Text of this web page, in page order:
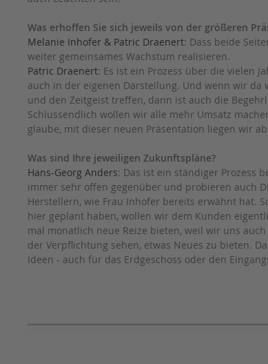
Was erhoffen Sie sich jeweils von der größeren
Melanie Inhofer & Patric Draenert: Dass beide
weiter gemeinsames Wachstum realisieren.
Patric Draenert: Es ist ein Prozess über die vielen
auch in der eigenen Darstellung. Und wenn wir da
und den Zeitgeist treffen, dann ist auch die
Schlussendlich wollen wir alle mehr Umsatz
glaube, mit dieser neuen Präsentation liegen wir
Was sind Ihre jeweiligen Zukunftspläne?
Hans-Georg Anders: Das ist ein ständiger Prozess
immer sehr offen gegenüber und probieren auch
Herstellern, wie Frau Inhofer bereits erwähnt hat.
hier geplant haben, wollen wir dem Kunden
mal monatlich neue Reize bieten, weil wir uns
der Verpflichtung sehen, etwas Neues zu bieten.
Ideen - auch für das Erdgeschoss oder den